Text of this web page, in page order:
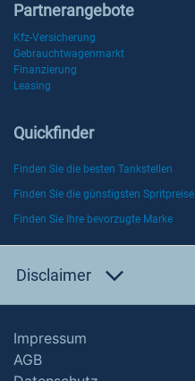
Partnerangebote
Kfz-Versicherung
Gebrauchtwagenmarkt
Finanzierung
Leasing
Quickfinder
Finden Sie die besten Tankstellen
Finden Sie die günstigsten Spritpreise
Finden Sie Ihre bevorzugte Marke
Disclaimer
Impressum
AGB